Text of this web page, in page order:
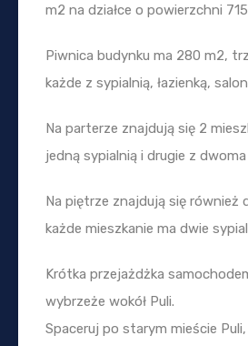
m2 na działce o powierzchni
Piwnica budynku ma 280 m2,
każde z sypialnią, łazienką,
Na parterze znajdują się 2
jedną sypialnią i drugie z
Na piętrze znajdują się również
każde mieszkanie ma dwie
Krótka przejażdżka
wybrzeże wokół Puli.
Spaceruj po starym mieście